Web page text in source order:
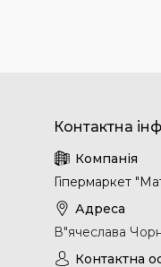
Гіпермаркет
В"ячеслава